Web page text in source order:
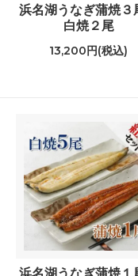
浜名湖うなぎ蒲焼３
白焼２尾
13,200円(税込)
浜名湖うなぎ蒲焼１